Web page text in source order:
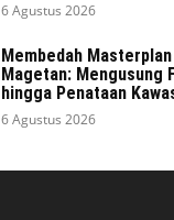
6 Agustus 2026
Membedah
Magetan: Mengusung
hingga Penataan
6 Agustus 2026